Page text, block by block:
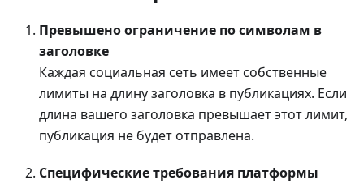
Превышено ограничение по символам в
заголовке
Каждая социальная сеть имеет собственные
лимиты на длину заголовка в публикациях. Если
длина вашего заголовка превышает этот лимит,
публикация не будет отправлена.
Специфические требования платформы